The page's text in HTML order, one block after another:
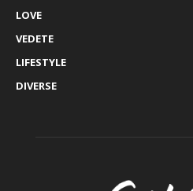
LOVE
VEDETE
LIFESTYLE
DIVERSE